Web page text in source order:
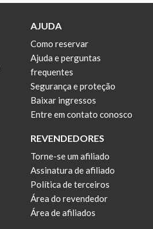
AJUDA
Como reservar
Ajuda e perguntas
frequentes
Segurança e proteção
Baixar ingressos
Entre em contato conosco
REVENDEDORES
Torne-se um afiliado
Assinatura de afiliado
Política de terceiros
Área do revendedor
Área de afiliados